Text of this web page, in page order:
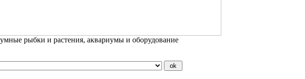
рыбки и растения, аквариумы и оборудование